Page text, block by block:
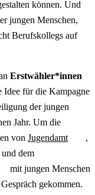
können. Und
jungen Menschen,
Berufskollegs auf
Erstwähler*innen
Idee für die Kampagne
der jungen
Jahr. Um die
von Jugendamt
,
und dem
mit jungen Menschen
gekommen.